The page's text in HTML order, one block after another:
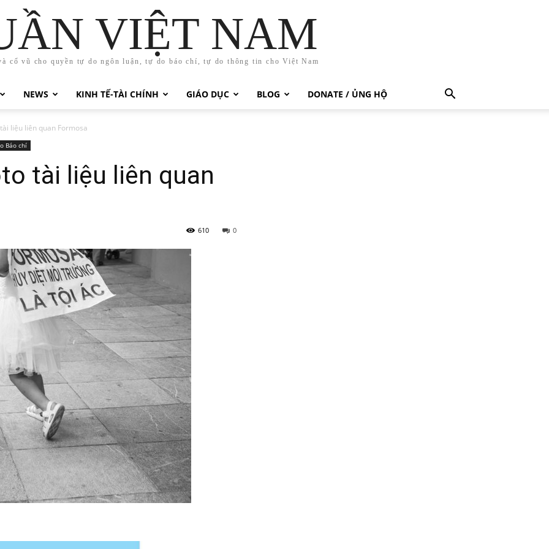
VIỆT NAM
cổ vũ cho quyền tự do ngôn luận, tự do báo chí, tự do thông tin cho Việt Nam
NEWS KINH TẾ-TÀI CHÍNH GIÁO DỤC BLOG DONATE / ỦNG HỘ
liệu liên quan Formosa
Báo chí
tài liệu liên quan
0
610